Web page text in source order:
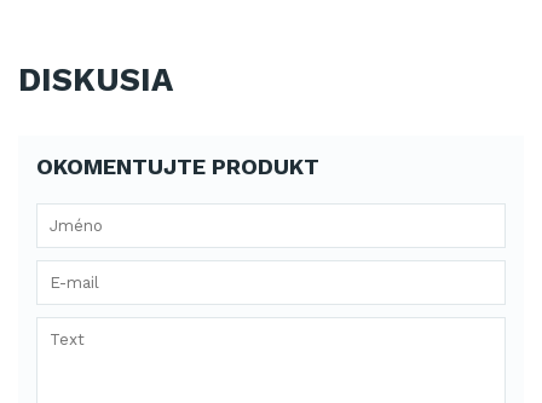
DISKUSIA
OKOMENTUJTE PRODUKT